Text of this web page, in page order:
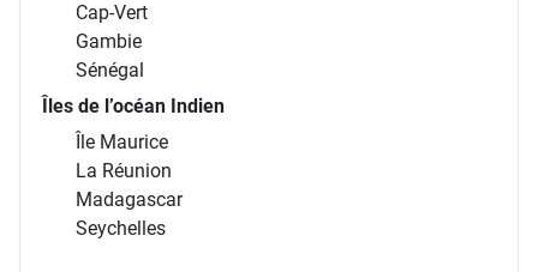
Cap-Vert
Gambie
Sénégal
Îles de l’océan Indien
Île Maurice
La Réunion
Madagascar
Seychelles